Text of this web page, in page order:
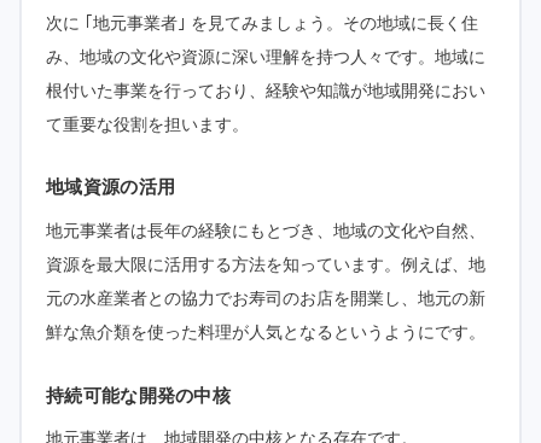
次に ｢地元事業者｣ を見てみましょう。その地域に長く住
み、地域の文化や資源に深い理解を持つ人々です。地域に
根付いた事業を行っており、経験や知識が地域開発におい
て重要な役割を担います。
地域資源の活用
地元事業者は長年の経験にもとづき、地域の文化や自然、
資源を最大限に活用する方法を知っています。例えば、地
元の水産業者との協力でお寿司のお店を開業し、地元の新
鮮な魚介類を使った料理が人気となるというようにです。
持続可能な開発の中核